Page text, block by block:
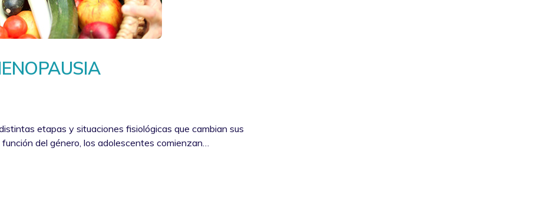
etapas y situaciones fisiológicas que cambian sus
del género, los adolescentes comienzan…